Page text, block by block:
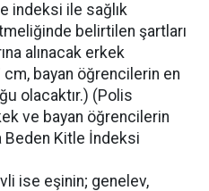
indeksi ile sağlık
belirtilen şartları
alınacak erkek
bayan öğrencilerin en
olacaktır.) (Polis
ve bayan öğrencilerin
Beden Kitle İndeksi
ise eşinin; genelev,